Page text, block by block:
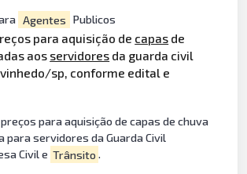
Agentes Publicos
para aquisição de capas de
aos servidores da guarda civil
sp, conforme edital e
para aquisição de capas de chuva
para servidores da Guarda Civil
Civil e Trânsito .